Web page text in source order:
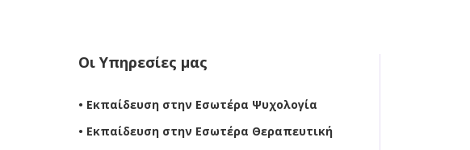
Οι Υπηρεσίες μας
• Εκπαίδευση στην Εσωτέρα Ψυχολογία
• Εκπαίδευση στην Εσωτέρα Θεραπευτική